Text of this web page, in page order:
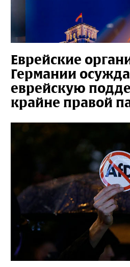
Еврейские
Германии
еврейскую
крайне правой